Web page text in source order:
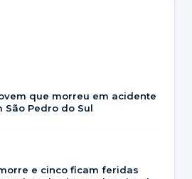
que morreu em acidente
São Pedro do Sul
e cinco ficam feridas